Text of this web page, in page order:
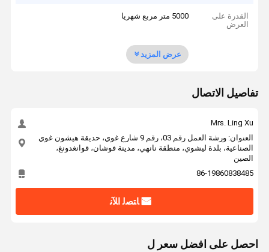
القدرة على
العرض
5000 متر مربع شهريا
عرض المزيد
تفاصيل الاتصال
Mrs. Ling Xu
العنوان: ورشة العمل رقم 03، رقم 9 شارع غوي، حديقة هيشون غوي
الصناعية، بلدة ليشوي، منطقة نانهي، مدينة فوشان، قوانغدونغ،
الصين
86-19860838485
ﺎﺘﺼﻟ ﺍﻶﻧ
احصل على افضل سعر ل